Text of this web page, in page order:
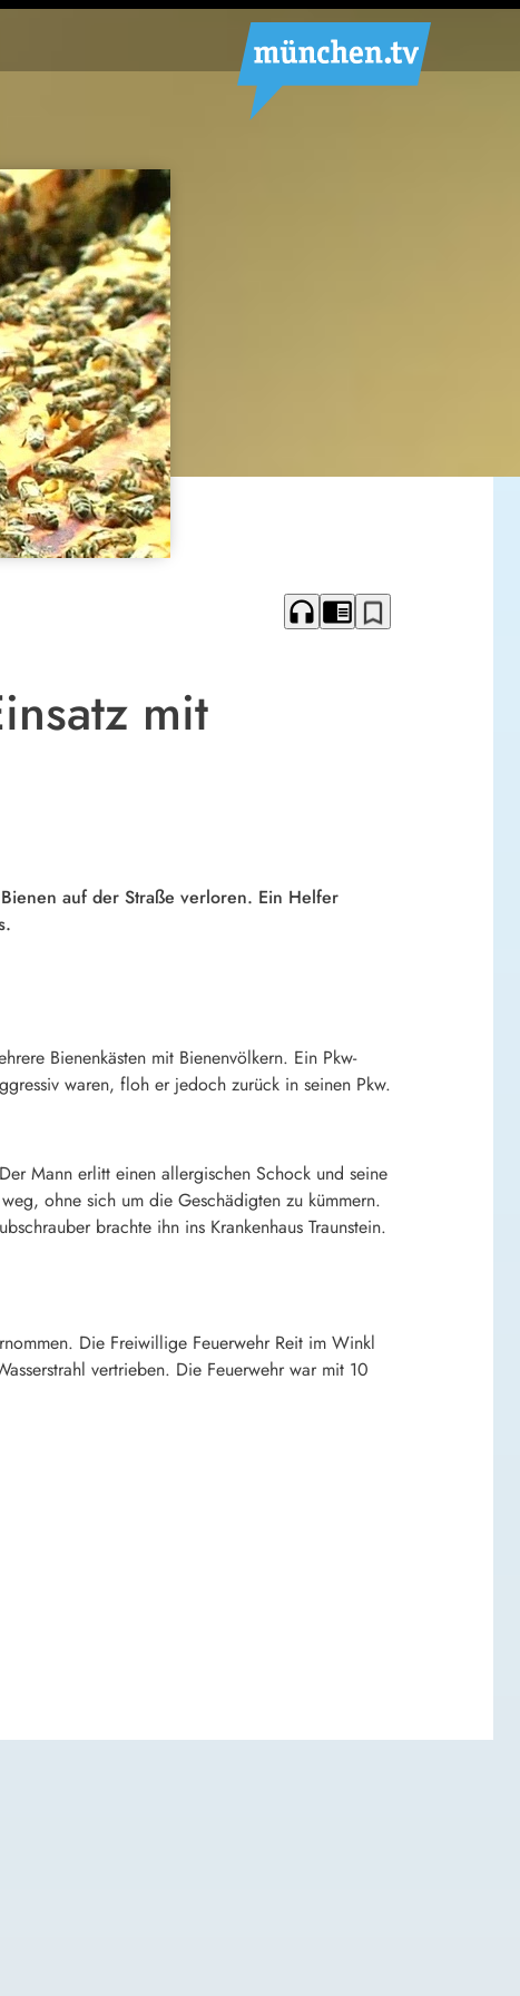
headphones chrome_reader_mode bookmark_border
mit
auf der Straße verloren. Ein Helfer
Bienenkästen mit Bienenvölkern. Ein Pkw-
waren, floh er jedoch zurück in seinen Pkw.
Mann erlitt einen allergischen Schock und seine
ohne sich um die Geschädigten zu kümmern.
brachte ihn ins Krankenhaus Traunstein.
Die Freiwillige Feuerwehr Reit im Winkl
vertrieben. Die Feuerwehr war mit 10